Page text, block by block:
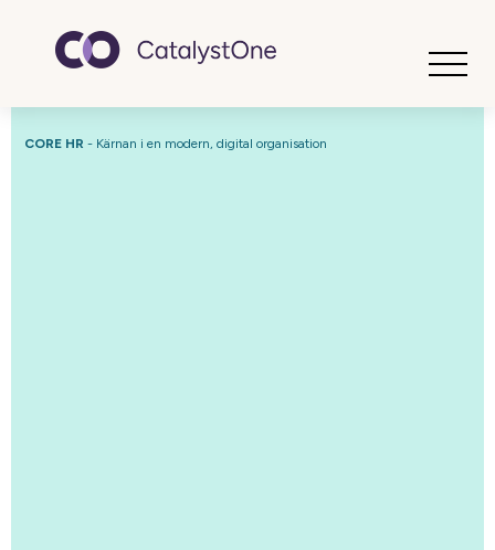
CORE HR - Kärnan i en modern, digital organisation